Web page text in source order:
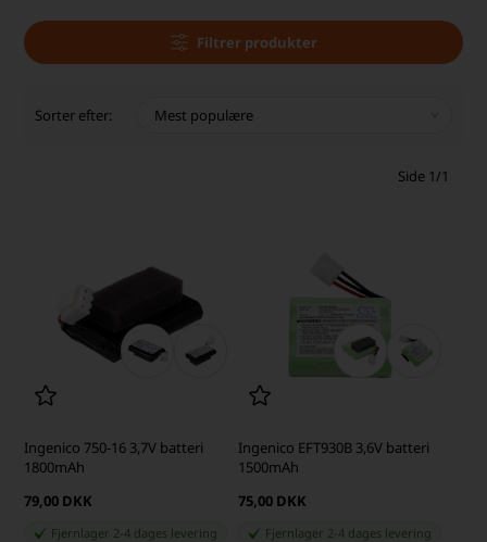
Filtrer produkter
Sorter efter:
Side 1/1
Ingenico 750-16 3,7V batteri
1800mAh
79,00 DKK
Fjernlager 2-4 dages levering
Ingenico EFT930B 3,6V batteri
1500mAh
75,00 DKK
Fjernlager 2-4 dages levering